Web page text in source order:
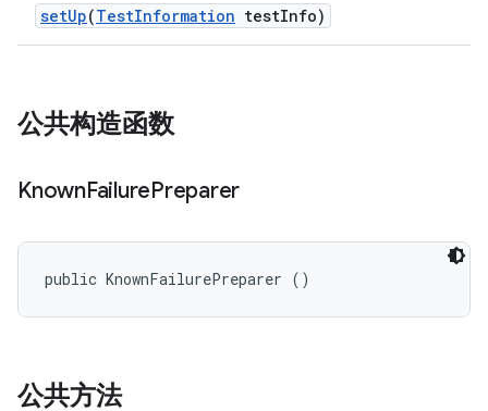
setUp(TestInformation testInfo)
公共构造函数
KnownFailurePreparer
public KnownFailurePreparer ()
公共方法